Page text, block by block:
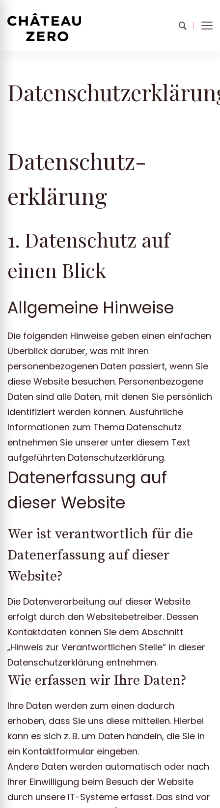
Datenschutz­
erklärung
1. Datenschutz auf
einen Blick
Allgemeine Hinweise
Die folgenden Hinweise geben einen einfachen
Überblick darüber, was mit Ihren
personenbezogenen Daten passiert, wenn Sie
diese Website besuchen. Personenbezogene
Daten sind alle Daten, mit denen Sie persönlich
identifiziert werden können. Ausführliche
Informationen zum Thema Datenschutz
entnehmen Sie unserer unter diesem Text
aufgeführten Datenschutzerklärung.
Datenerfassung auf
dieser Website
Wer ist verantwortlich für die
Datenerfassung auf dieser
Website?
Die Datenverarbeitung auf dieser Website
erfolgt durch den Websitebetreiber. Dessen
Kontaktdaten können Sie dem Abschnitt
„Hinweis zur Verantwortlichen Stelle“ in dieser
Datenschutzerklärung entnehmen.
Wie erfassen wir Ihre Daten?
Ihre Daten werden zum einen dadurch
erhoben, dass Sie uns diese mitteilen. Hierbei
kann es sich z. B. um Daten handeln, die Sie in
ein Kontaktformular eingeben.
Andere Daten werden automatisch oder nach
Ihrer Einwilligung beim Besuch der Website
durch unsere IT-Systeme erfasst. Das sind vor